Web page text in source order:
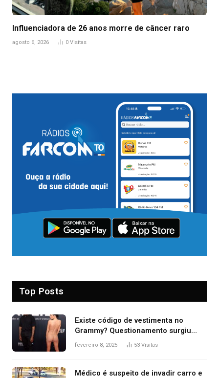
Influenciadora de 26 anos morre de câncer raro
agosto 6, 2026 0 Visitas
Top Posts
Existe código de vestimenta no
Grammy? Questionamento surgiu
após Bianca Censori, mulher de
fevereiro 8, 2025 53 Visitas
Médico é suspeito de invadir carro e